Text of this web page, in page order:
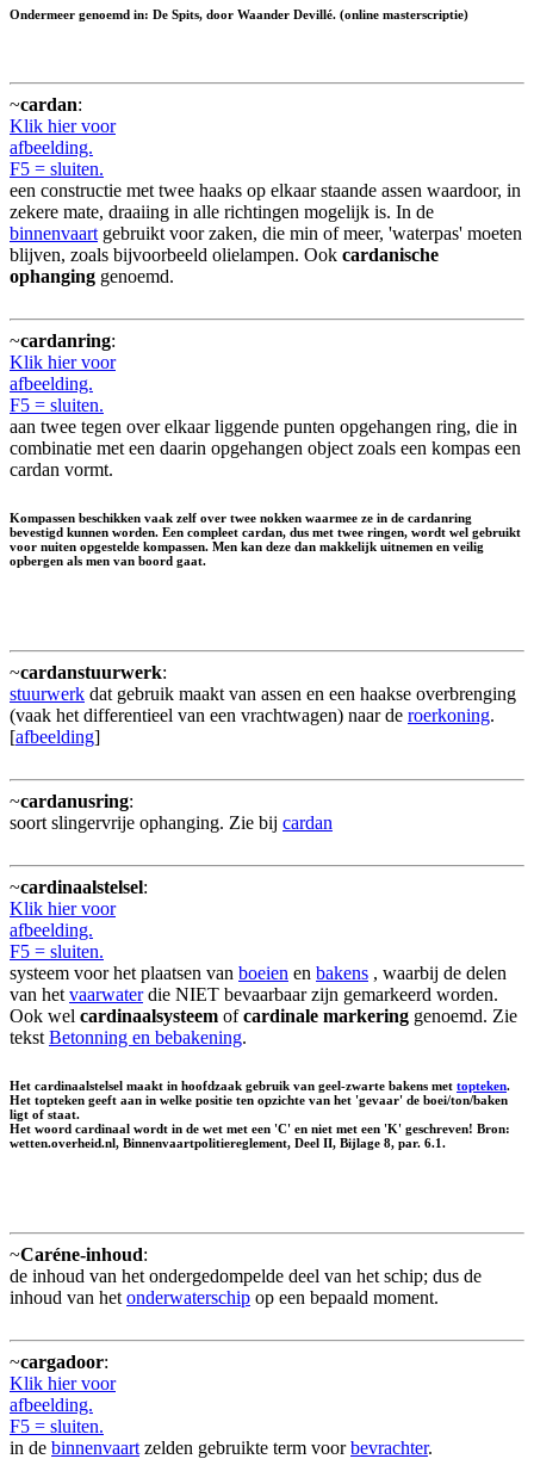
Ondermeer genoemd in: De Spits, door Waander Devillé. (online masterscriptie)
~cardan:
Klik hier voor
afbeelding.
F5 = sluiten.
een constructie met twee haaks op elkaar staande assen waardoor, in
zekere mate, draaiing in alle richtingen mogelijk is. In de
binnenvaart gebruikt voor zaken, die min of meer, 'waterpas' moeten
blijven, zoals bijvoorbeeld olielampen. Ook cardanische
ophanging genoemd.
~cardanring:
Klik hier voor
afbeelding.
F5 = sluiten.
aan twee tegen over elkaar liggende punten opgehangen ring, die in
combinatie met een daarin opgehangen object zoals een kompas een
cardan vormt.
Kompassen beschikken vaak zelf over twee nokken waarmee ze in de cardanring
bevestigd kunnen worden. Een compleet cardan, dus met twee ringen, wordt wel gebruikt
voor nuiten opgestelde kompassen. Men kan deze dan makkelijk uitnemen en veilig
opbergen als men van boord gaat.
~cardanstuurwerk:
stuurwerk dat gebruik maakt van assen en een haakse overbrenging
(vaak het differentieel van een vrachtwagen) naar de roerkoning.
[afbeelding]
~cardanusring:
soort slingervrije ophanging. Zie bij cardan
~cardinaalstelsel:
Klik hier voor
afbeelding.
F5 = sluiten.
systeem voor het plaatsen van boeien en bakens , waarbij de delen
van het vaarwaterdie NIET bevaarbaar zijn gemarkeerd worden.
Ook wel cardinaalsysteem ofcardinale markering genoemd. Zie
tekst Betonning en bebakening.
Het cardinaalstelsel maakt in hoofdzaak gebruik van geel-zwarte bakens met topteken.
Het topteken geeft aan in welke positie ten opzichte van het 'gevaar' de boei/ton/baken
ligt of staat.
Het woord cardinaal wordt in de wet met een 'C' en niet met een 'K' geschreven! Bron:
wetten.overheid.nl, Binnenvaartpolitiereglement, Deel II, Bijlage 8, par. 6.1.
~Caréne-inhoud:
de inhoud van het ondergedompelde deel van het schip; dus de
inhoud van het onderwaterschip op een bepaald moment.
~cargadoor:
Klik hier voor
afbeelding.
F5 = sluiten.
in de binnenvaart zelden gebruikte term voorbevrachter.